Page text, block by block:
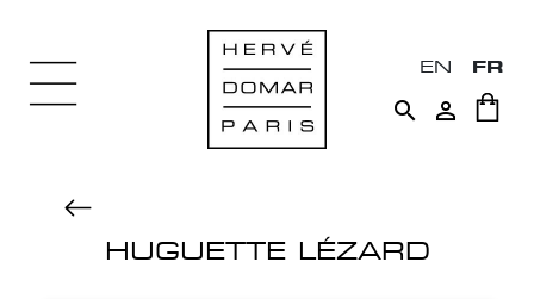
EN FR
 
HUGUETTE LÉZARD